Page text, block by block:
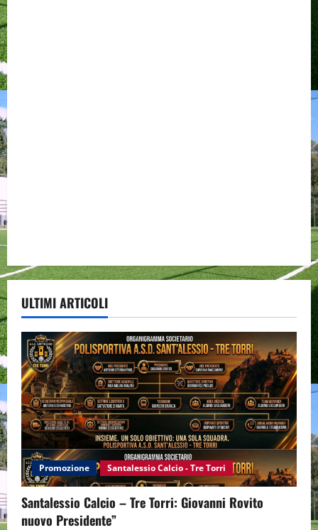
ULTIMI ARTICOLI
Promozione Santalessio Calcio - Tre Torri
Santalessio Calcio – Tre Torri: Giovanni Rovito
nuovo Presidente”